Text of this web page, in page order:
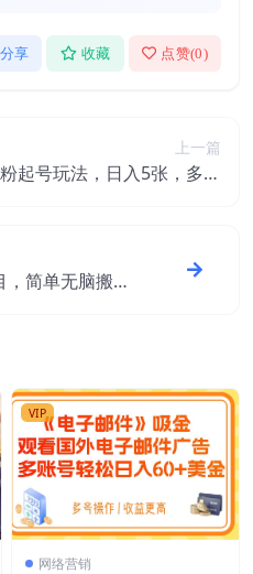
分享 收藏 点赞(0)
上一篇
起号玩法，日入5张，多种
简单无脑搬砖
VIP
网络营销